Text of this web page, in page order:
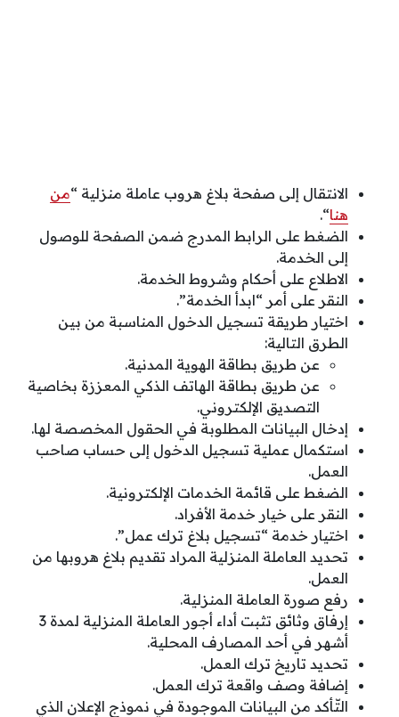
الانتقال إلى صفحة بلاغ هروب عاملة منزلية “من
هنا“.
الضغط على الرابط المدرج ضمن الصفحة للوصول
إلى الخدمة.
الاطلاع على أحكام وشروط الخدمة.
النقر على أمر “ابدأ الخدمة”.
اختيار طريقة تسجيل الدخول المناسبة من بين
الطرق التالية:
عن طريق بطاقة الهوية المدنية.
عن طريق بطاقة الهاتف الذكي المعززة بخاصية
التصديق الإلكتروني.
إدخال البيانات المطلوبة في الحقول المخصصة لها.
استكمال عملية تسجيل الدخول إلى حساب صاحب
العمل.
الضغط على قائمة الخدمات الإلكترونية.
النقر على خيار خدمة الأفراد.
اختيار خدمة “تسجيل بلاغ ترك عمل”.
تحديد العاملة المنزلية المراد تقديم بلاغ هروبها من
العمل.
رفع صورة العاملة المنزلية.
إرفاق وثائق تثبت أداء أجور العاملة المنزلية لمدة 3
أشهر في أحد المصارف المحلية.
تحديد تاريخ ترك العمل.
إضافة وصف واقعة ترك العمل.
التّأكد من البيانات الموجودة في نموذج الإعلان الذي